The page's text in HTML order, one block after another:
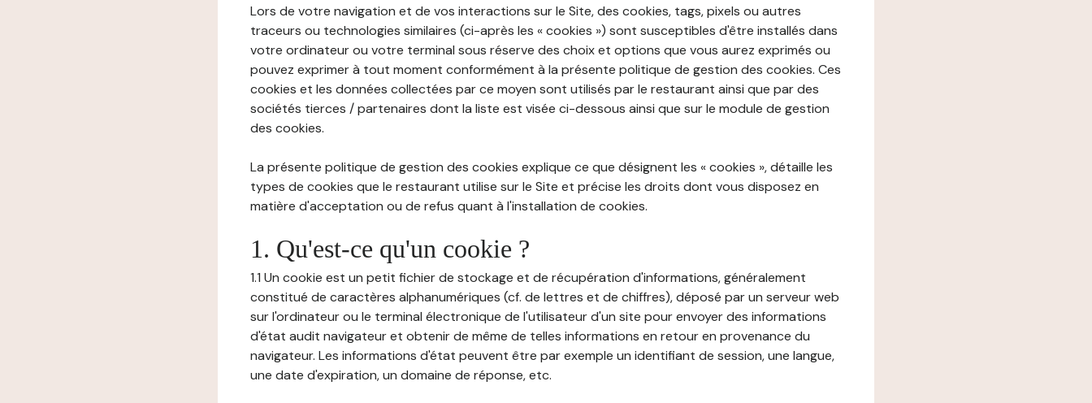
Lors de votre navigation et de vos interactions sur le Site, des cookies, tags, pixels ou autres
traceurs ou technologies similaires (ci-après les « cookies ») sont susceptibles d'être installés dans
votre ordinateur ou votre terminal sous réserve des choix et options que vous aurez exprimés ou
pouvez exprimer à tout moment conformément à la présente politique de gestion des cookies. Ces
cookies et les données collectées par ce moyen sont utilisés par le restaurant ainsi que par des
sociétés tierces / partenaires dont la liste est visée ci-dessous ainsi que sur le module de gestion
des cookies.
La présente politique de gestion des cookies explique ce que désignent les « cookies », détaille les
types de cookies que le restaurant utilise sur le Site et précise les droits dont vous disposez en
matière d'acceptation ou de refus quant à l'installation de cookies.
1. Qu'est-ce qu'un cookie ?
1.1 Un cookie est un petit fichier de stockage et de récupération d'informations, généralement
constitué de caractères alphanumériques (cf. de lettres et de chiffres), déposé par un serveur web
sur l'ordinateur ou le terminal électronique de l'utilisateur d'un site pour envoyer des informations
d'état audit navigateur et obtenir de même de telles informations en retour en provenance du
navigateur. Les informations d'état peuvent être par exemple un identifiant de session, une langue,
une date d'expiration, un domaine de réponse, etc.